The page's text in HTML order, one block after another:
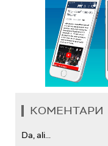
КОМЕНТАРИ
Da, ali...